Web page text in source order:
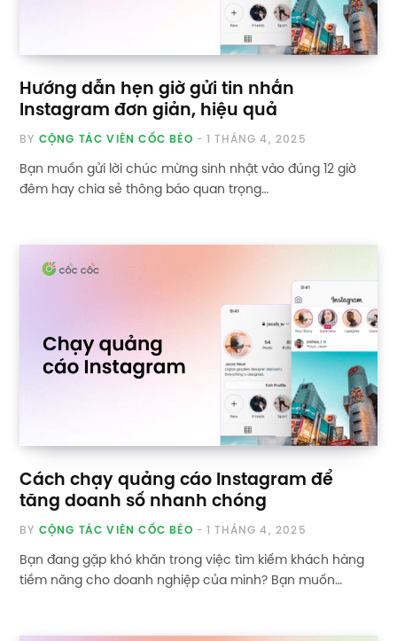
Hướng dẫn hẹn giờ gửi tin nhắn
Instagram đơn giản, hiệu quả
BY CỘNG TÁC VIÊN CỐC BÉO 1 THÁNG 4, 2025
Bạn muốn gửi lời chúc mừng sinh nhật vào đúng 12 giờ
đêm hay chia sẻ thông báo quan trọng…
Cách chạy quảng cáo Instagram để
tăng doanh số nhanh chóng
BY CỘNG TÁC VIÊN CỐC BÉO 1 THÁNG 4, 2025
Bạn đang gặp khó khăn trong việc tìm kiếm khách hàng
tiềm năng cho doanh nghiệp của mình? Bạn muốn…